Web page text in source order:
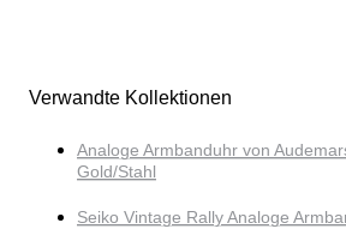
Verwandte Kollektionen
Analoge Armbanduhr von
Gold/Stahl
Seiko Vintage Rally Analoge